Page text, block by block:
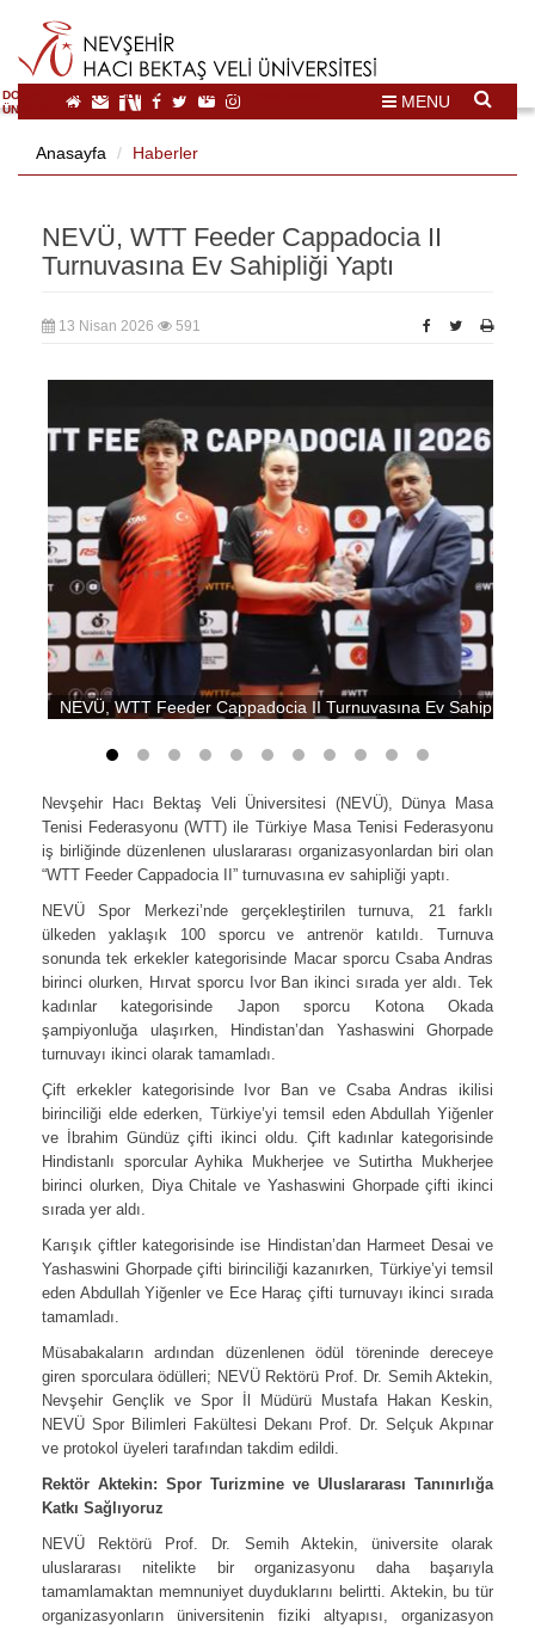
DOĞAL VE KÜLTÜREL MİRAS TURİZMİ İHTİSASLAŞMA
ÜNİVERSİTESİ
MENU
Anasayfa Haberler
NEVÜ, WTT Feeder Cappadocia II
Turnuvasına Ev Sahipliği Yaptı
13 Nisan 2026 591
NEVÜ, WTT Feeder Cappadocia II Turnuvasına Ev Sahipliği
Nevşehir Hacı Bektaş Veli Üniversitesi (NEVÜ), Dünya Masa
Tenisi Federasyonu (WTT) ile Türkiye Masa Tenisi Federasyonu
iş birliğinde düzenlenen uluslararası organizasyonlardan biri olan
“WTT Feeder Cappadocia II” turnuvasına ev sahipliği yaptı.
NEVÜ Spor Merkezi’nde gerçekleştirilen turnuva, 21 farklı
ülkeden yaklaşık 100 sporcu ve antrenör katıldı. Turnuva
sonunda tek erkekler kategorisinde Macar sporcu Csaba Andras
birinci olurken, Hırvat sporcu Ivor Ban ikinci sırada yer aldı. Tek
kadınlar kategorisinde Japon sporcu Kotona Okada
şampiyonluğa ulaşırken, Hindistan’dan Yashaswini Ghorpade
turnuvayı ikinci olarak tamamladı.
Çift erkekler kategorisinde Ivor Ban ve Csaba Andras ikilisi
birinciliği elde ederken, Türkiye’yi temsil eden Abdullah Yiğenler
ve İbrahim Gündüz çifti ikinci oldu. Çift kadınlar kategorisinde
Hindistanlı sporcular Ayhika Mukherjee ve Sutirtha Mukherjee
birinci olurken, Diya Chitale ve Yashaswini Ghorpade çifti ikinci
sırada yer aldı.
Karışık çiftler kategorisinde ise Hindistan’dan Harmeet Desai ve
Yashaswini Ghorpade çifti birinciliği kazanırken, Türkiye’yi temsil
eden Abdullah Yiğenler ve Ece Haraç çifti turnuvayı ikinci sırada
tamamladı.
Müsabakaların ardından düzenlenen ödül töreninde dereceye
giren sporculara ödülleri; NEVÜ Rektörü Prof. Dr. Semih Aktekin,
Nevşehir Gençlik ve Spor İl Müdürü Mustafa Hakan Keskin,
NEVÜ Spor Bilimleri Fakültesi Dekanı Prof. Dr. Selçuk Akpınar
ve protokol üyeleri tarafından takdim edildi.
Rektör Aktekin: Spor Turizmine ve Uluslararası Tanınırlığa
Katkı Sağlıyoruz
NEVÜ Rektörü Prof. Dr. Semih Aktekin, üniversite olarak
uluslararası nitelikte bir organizasyonu daha başarıyla
tamamlamaktan memnuniyet duyduklarını belirtti. Aktekin, bu tür
organizasyonların üniversitenin fiziki altyapısı, organizasyon